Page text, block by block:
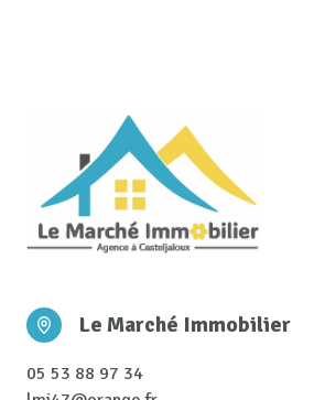
Le Marché Immobilier
05 53 88 97 34